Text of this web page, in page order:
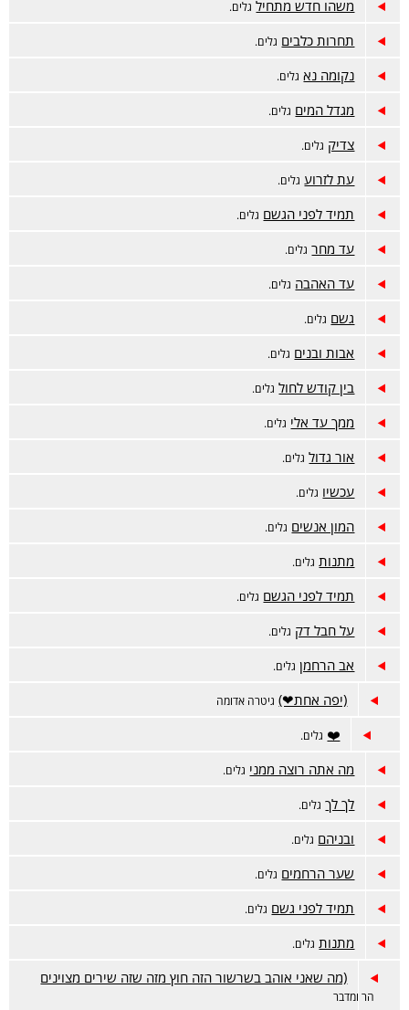
משהו חדש מתחיל גלים.
תחרות כלבים גלים.
נקומה נא גלים.
מגדל המים גלים.
צדיק גלים.
עת לזרוע גלים.
תמיד לפני הגשם גלים.
עד מחר גלים.
עד האהבה גלים.
גשם גלים.
אבות ובנים גלים.
בין קודש לחול גלים.
ממך עד אלי גלים.
אור גדול גלים.
עכשיו גלים.
המון אנשים גלים.
מתנות גלים.
תמיד לפני הגשם גלים.
על חבל דק גלים.
אב הרחמן גלים.
(יפה אחת❤) גיטרה אדומה
גלים.
מה אתה רוצה ממני גלים.
לך לך גלים.
ובניהם גלים.
שער הרחמים גלים.
תמיד לפני גשם גלים.
מתנות גלים.
(מה שאני אוהב בשרשור הזה חוץ מזה שזה שירים מצוינים
הר ומדבר